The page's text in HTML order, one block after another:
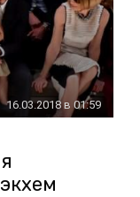
16.03.2018 в 01:59